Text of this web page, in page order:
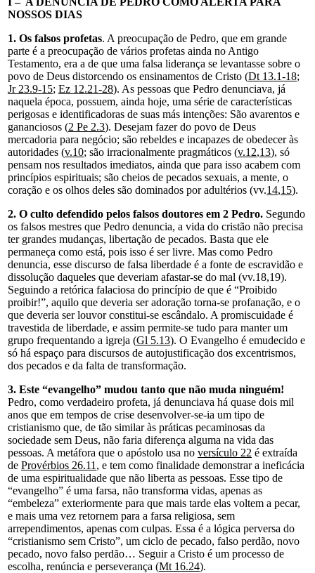
NOSSOS DIAS
1. Os falsos profetas. A preocupação de Pedro, que em grande
parte é a preocupação de vários profetas ainda no Antigo
Testamento, era a de que uma falsa liderança se levantasse sobre o
povo de Deus distorcendo os ensinamentos de Cristo (Dt 13.1-18;
Jr 23.9-15; Ez 12.21-28). As pessoas que Pedro denunciava, já
naquela época, possuem, ainda hoje, uma série de características
perigosas e identificadoras de suas más intenções: São avarentos e
gananciosos (2 Pe 2.3). Desejam fazer do povo de Deus
mercadoria para negócio; são rebeldes e incapazes de obedecer às
autoridades (v.10; são irracionalmente pragmáticos (v.12,13), só
pensam nos resultados imediatos, ainda que para isso acabem com
princípios espirituais; são cheios de pecados sexuais, a mente, o
coração e os olhos deles são dominados por adultérios (vv.14,15).
2. O culto defendido pelos falsos doutores em 2 Pedro. Segundo
os falsos mestres que Pedro denuncia, a vida do cristão não precisa
ter grandes mudanças, libertação de pecados. Basta que ele
permaneça como está, pois isso é ser livre. Mas como Pedro
denuncia, esse discurso de falsa liberdade é a fonte de escravidão e
dissolução daqueles que deveriam afastar-se do mal (vv.18,19).
Seguindo a retórica falaciosa do princípio de que é “Proibido
proibir!”, aquilo que deveria ser adoração torna-se profanação, e o
que deveria ser louvor constitui-se escândalo. A promiscuidade é
travestida de liberdade, e assim permite-se tudo para manter um
grupo frequentando a igreja (Gl 5.13). O Evangelho é emudecido e
só há espaço para discursos de autojustificação dos excentrismos,
dos pecados e da falta de transformação.
3. Este “evangelho” mudou tanto que não muda ninguém!
Pedro, como verdadeiro profeta, já denunciava há quase dois mil
anos que em tempos de crise desenvolver-se-ia um tipo de
cristianismo que, de tão similar às práticas pecaminosas da
sociedade sem Deus, não faria diferença alguma na vida das
pessoas. A metáfora que o apóstolo usa no versículo 22 é extraída
de Provérbios 26.11 , e tem como finalidade demonstrar a ineficácia
de uma espiritualidade que não liberta as pessoas. Esse tipo de
“evangelho” é uma farsa, não transforma vidas, apenas as
“embeleza” exteriormente para que mais tarde elas voltem a pecar,
e mais uma vez retornem para a farsa religiosa, sem
arrependimentos, apenas com culpas. Essa é a lógica perversa do
“cristianismo sem Cristo”, um ciclo de pecado, falso perdão, novo
pecado, novo falso perdão… Seguir a Cristo é um processo de
escolha, renúncia e perseverança (Mt 16.24).